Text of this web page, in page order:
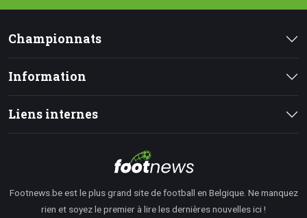
Championnats
Information
Liens internes
Footnews.be est le plus grand site de football en Belgique. Ne manquez
rien et soyez le premier à lire les dernières nouvelles ici !